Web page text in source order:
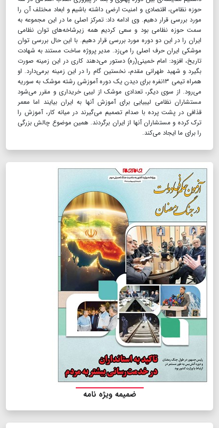
حوزه نظامی، اقتصادی و امنیت ارضی داشته باشیم و ابعاد مختلف آن را
مورد بررسی قرار دهیم. وی ادامه داد: تمرکز اصلی ما در این مجموعه به
سمت حوزه نظامی بود و سعی کردیم همه زیرشاخه‌های توان نظامی
ایران را در این دو دوره مورد بررسی قرار دهیم. با این حال بررسی توان
موشکی ایران حرف اصلی را می‌زد. مدیر پروژه ساخت مستند به شهادت
تاریخ، افزود: امام خمینی(ره) دستور می‌دهند کاری در این زمینه صورت
بگیرد و شهید طهرانی مقدم، نخستین گام را در این زمینه برمی‌دارد. او
همراه تیمی ۱۳نفره برای دیدن یک دوره آموزشی رشته موشک به سوریه
می‌رود. از سوی دیگر، تعدادی موشک از لیبی خریداری و مقرر می‌شود
مستشاران نظامی لیبیایی برای آموزش آنها به ایران بیایند اما معمر
قذافی در پشت پرده با صدام تصمیم می‌گیرند در میانه کار، آموزش را
ترک کرده و مستشاران آنها از ایران برگردند. همین موضوع چالش بزرگی
را برای ما ایجاد می‌کند.
ضمیمه ویژه نامه